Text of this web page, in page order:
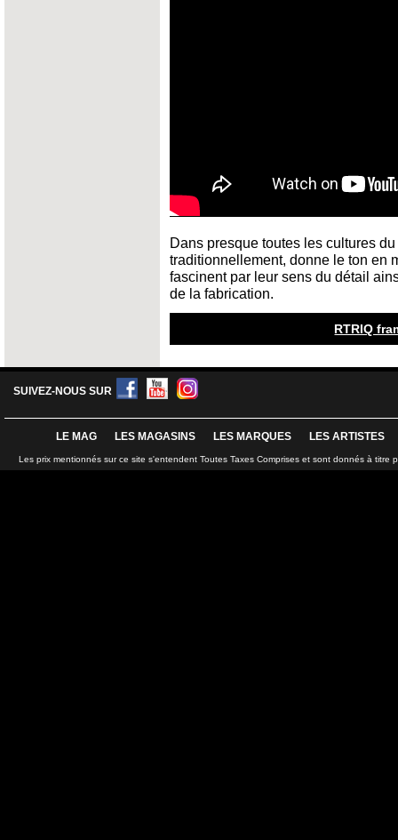
Dans presque toutes les cultures
traditionnellement, donne le ton en
fascinent par leur sens du détail
de la fabrication.
RTRIQ
SUIVEZ-NOUS SUR
LE MAG LES MAGASINS LES MARQUES LES ARTISTES
Les prix mentionnés sur ce site s'entendent Toutes Taxes Comprises et sont donnés à